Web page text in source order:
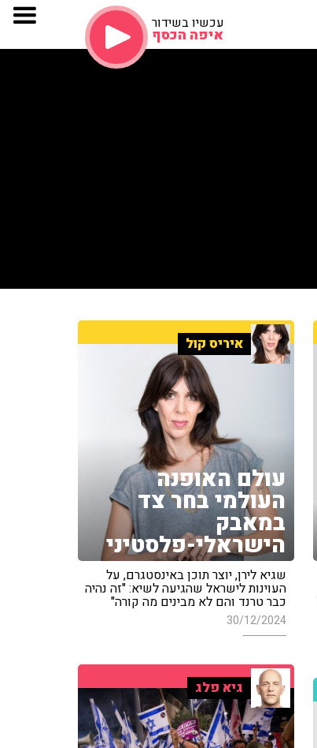
עכשיו בשידור
איפה הכסף
איריס קול
עולם האופנה
העולמי בחר צד
במאבק
הישראלי-פלסטיני
שגיא לירן, יוצר תוכן באינסטגרם, על
העוינות לישראל שהגיעה לשיא: "זה נהיה
כבר טרנד והם לא מבינים מה קורה"
30/12/2024
גיא פלג